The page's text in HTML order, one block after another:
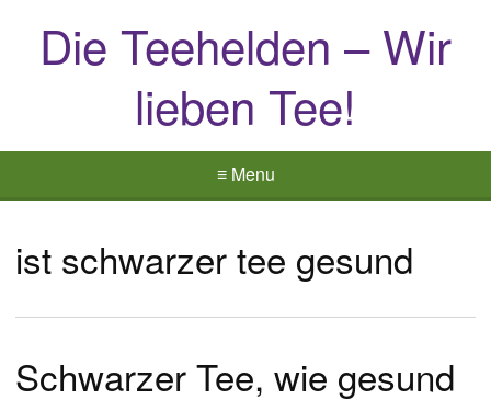
Die Teehelden – Wir
lieben Tee!
≡ Menu
ist schwarzer tee gesund
Schwarzer Tee, wie gesund